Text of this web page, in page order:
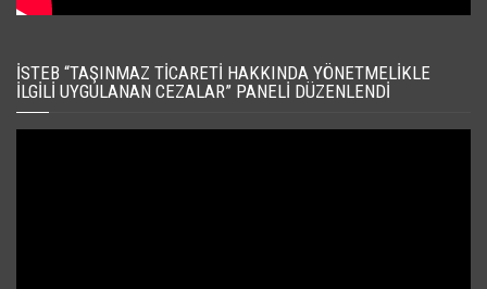
İSTEB “TAŞINMAZ TICARETI HAKKINDA YÖNETMELIKLE
İLGILI UYGULANAN CEZALAR” PANELI DÜZENLENDI